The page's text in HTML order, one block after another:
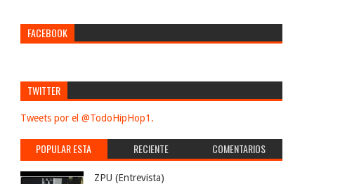
FACEBOOK
TWITTER
Tweets por el @TodoHipHop1.
POPULAR ESTA
SEMANA
RECIENTE COMENTARIOS
ZPU (Entrevista)